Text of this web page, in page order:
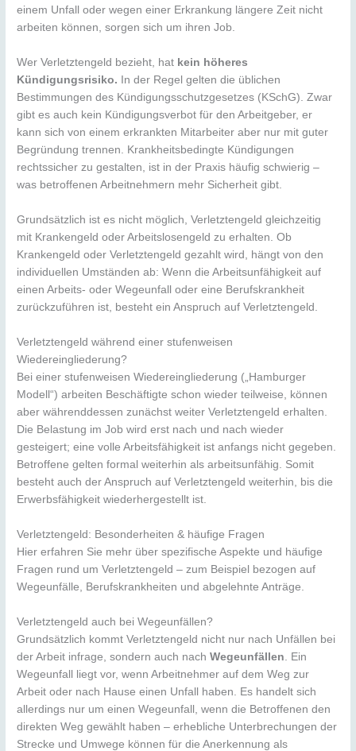
einem Unfall oder wegen einer Erkrankung längere Zeit nicht
arbeiten können, sorgen sich um ihren Job.
Wer Verletztengeld bezieht, hat kein höheres
Kündigungsrisiko. In der Regel gelten die üblichen
Bestimmungen des Kündigungsschutzgesetzes (KSchG). Zwar
gibt es auch kein Kündigungsverbot für den Arbeitgeber, er
kann sich von einem erkrankten Mitarbeiter aber nur mit guter
Begründung trennen. Krankheitsbedingte Kündigungen
rechtssicher zu gestalten, ist in der Praxis häufig schwierig –
was betroffenen Arbeitnehmern mehr Sicherheit gibt.
Grundsätzlich ist es nicht möglich, Verletztengeld gleichzeitig
mit Krankengeld oder Arbeitslosengeld zu erhalten. Ob
Krankengeld oder Verletztengeld gezahlt wird, hängt von den
individuellen Umständen ab: Wenn die Arbeitsunfähigkeit auf
einen Arbeits- oder Wegeunfall oder eine Berufskrankheit
zurückzuführen ist, besteht ein Anspruch auf Verletztengeld.
Verletztengeld während einer stufenweisen
Wiedereingliederung?
Bei einer stufenweisen Wiedereingliederung („Hamburger
Modell“) arbeiten Beschäftigte schon wieder teilweise, können
aber währenddessen zunächst weiter Verletztengeld erhalten.
Die Belastung im Job wird erst nach und nach wieder
gesteigert; eine volle Arbeitsfähigkeit ist anfangs nicht gegeben.
Betroffene gelten formal weiterhin als arbeitsunfähig. Somit
besteht auch der Anspruch auf Verletztengeld weiterhin, bis die
Erwerbsfähigkeit wiederhergestellt ist.
Verletztengeld: Besonderheiten & häufige Fragen
Hier erfahren Sie mehr über spezifische Aspekte und häufige
Fragen rund um Verletztengeld – zum Beispiel bezogen auf
Wegeunfälle, Berufskrankheiten und abgelehnte Anträge.
Verletztengeld auch bei Wegeunfällen?
Grundsätzlich kommt Verletztengeld nicht nur nach Unfällen bei
der Arbeit infrage, sondern auch nachWegeunfällen . Ein
Wegeunfall liegt vor, wenn Arbeitnehmer auf dem Weg zur
Arbeit oder nach Hause einen Unfall haben. Es handelt sich
allerdings nur um einen Wegeunfall, wenn die Betroffenen den
direkten Weg gewählt haben – erhebliche Unterbrechungen der
Strecke und Umwege können für die Anerkennung als